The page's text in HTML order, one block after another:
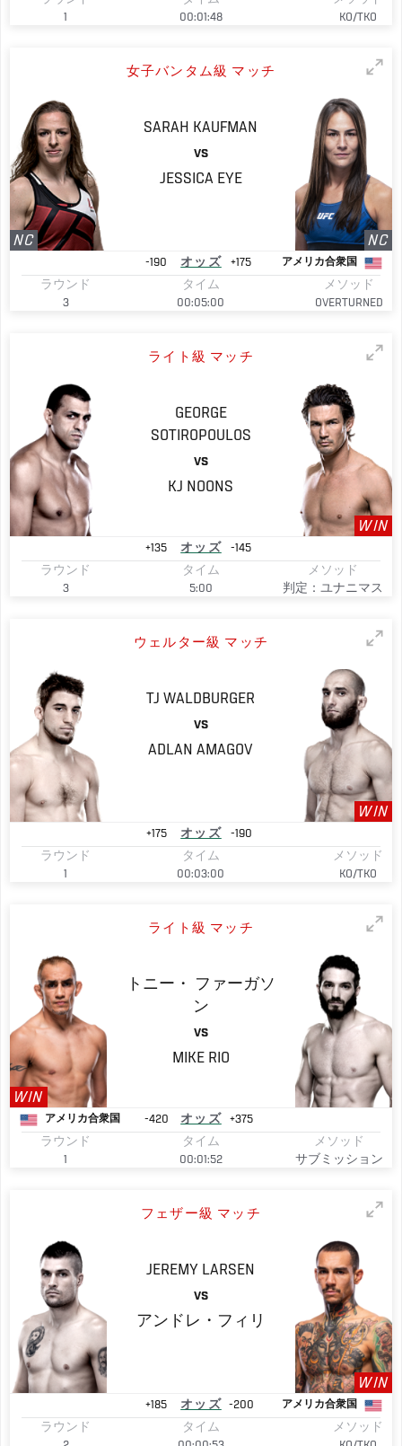
1
00:01:48
KO/TKO
女子バンタム級 マッチ
NC
SARAH KAUFMAN
VS
JESSICA EYE
NC
-190 オッズ +175 アメリカ合衆国
ラウンド
3
タイム
00:05:00
メソッド
OVERTURNED
ライト級 マッチ
GEORGE
SOTIROPOULOS
VS
KJ NOONS
WIN
+135 オッズ
-145
ラウンド
3
タイム
5:00
メソッド
判定：ユナニマス
ウェルター級 マッチ
TJ WALDBURGER
VS
ADLAN AMAGOV
WIN
+175 オッズ
-190
ラウンド
1
タイム
00:03:00
メソッド
KO/TKO
ライト級 マッチ
WIN
トニー・
ファーガソ
ン
VS
MIKE RIO
アメリカ合衆国 -420 オッズ
+375
ラウンド
1
タイム
00:01:52
メソッド
サブミッション
フェザー級 マッチ
JEREMY LARSEN
VS
アンドレ・フィリ
WIN
+185 オッズ -200 アメリカ合衆国
ラウンド
タイム
メソッド